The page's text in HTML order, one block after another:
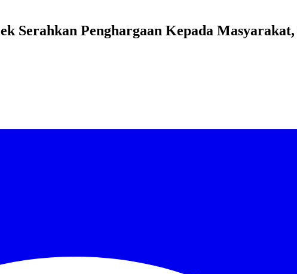
Serahkan Penghargaan Kepada Masyarakat,